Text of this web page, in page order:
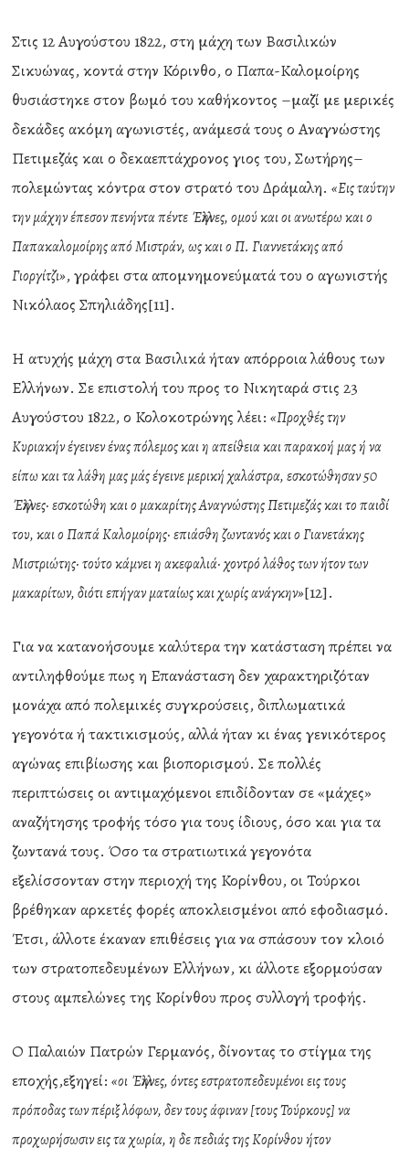
Στις 12 Αυγούστου 1822, στη μάχη των Βασιλικών
Σικυώνας, κοντά στην Κόρινθο, ο Παπα-Καλομοίρης
θυσιάστηκε στον βωμό του καθήκοντος –μαζί με μερικές
δεκάδες ακόμη αγωνιστές, ανάμεσά τους ο Αναγνώστης
Πετιμεζάς και ο δεκαεπτάχρονος γιος του, Σωτήρης–
πολεμώντας κόντρα στον στρατό του Δράμαλη.«Εις ταύτην
την μάχην έπεσον πενήντα πέντε Έλληνες, ομού και οι ανωτέρω και ο
Παπακαλομοίρης από Μιστράν, ως και ο Π. Γιαννετάκης από
Γιοργίτζι», γράφει στα απομνημονεύματά του ο αγωνιστής
Νικόλαος Σπηλιάδης[11].
Η ατυχής μάχη στα Βασιλικά ήταν απόρροια λάθους των
Ελλήνων. Σε επιστολή του προς το Νικηταρά στις 23
Αυγούστου 1822, ο Κολοκοτρώνης λέει:«Προχθές την
Κυριακήν έγεινεν ένας πόλεμος και η απείθεια και παρακοή μας ή να
είπω και τα λάθη μας μάς έγεινε μερική χαλάστρα, εσκοτώθησαν 50
Έλληνες· εσκοτώθη και ο μακαρίτης Αναγνώστης Πετιμεζάς και το παιδί
του, και ο Παπά Καλομοίρης· επιάσθη ζωντανός και ο Γιανετάκης
Μιστριώτης· τούτο κάμνει η ακεφαλιά· χοντρό λάθος των ήτον των
μακαρίτων, διότι επήγαν ματαίως και χωρίς ανάγκην»[12].
Για να κατανοήσουμε καλύτερα την κατάσταση πρέπει να
αντιληφθούμε πως η Επανάσταση δεν χαρακτηριζόταν
μονάχα από πολεμικές συγκρούσεις, διπλωματικά
γεγονότα ή τακτικισμούς, αλλά ήταν κι ένας γενικότερος
αγώνας επιβίωσης και βιοπορισμού. Σε πολλές
περιπτώσεις οι αντιμαχόμενοι επιδίδονταν σε «μάχες»
αναζήτησης τροφής τόσο για τους ίδιους, όσο και για τα
ζωντανά τους. Όσο τα στρατιωτικά γεγονότα
εξελίσσονταν στην περιοχή της Κορίνθου, οι Τούρκοι
βρέθηκαν αρκετές φορές αποκλεισμένοι από εφοδιασμό.
Έτσι, άλλοτε έκαναν επιθέσεις για να σπάσουν τον κλοιό
των στρατοπεδευμένων Ελλήνων, κι άλλοτε εξορμούσαν
στους αμπελώνες της Κορίνθου προς συλλογή τροφής.
Ο Παλαιών Πατρών Γερμανός, δίνοντας το στίγμα της
εποχής,εξηγεί:«οι Έλληνες, όντες εστρατοπεδευμένοι εις τους
πρόποδας των πέριξ λόφων, δεν τους άφιναν [τους Τούρκους] να
προχωρήσωσιν εις τα χωρία, η δε πεδιάς της Κορίνθου ήτον